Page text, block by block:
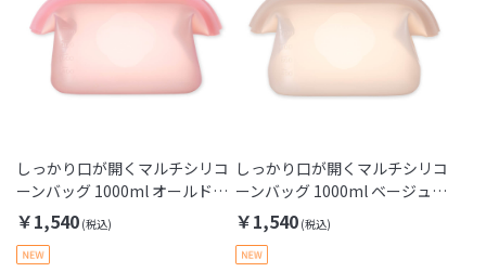
しっかり口が開くマルチシリコ
ーンバッグ 1000ml オールドラ
ズベリー
￥1,540
しっかり口が開くマルチシリコ
ーンバッグ 1000ml ベージュグ
レー
￥1,540